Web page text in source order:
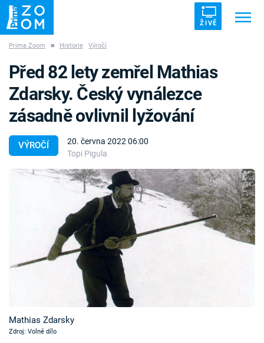
ŽIVĚ
ZÁHADY VETŘELCI DÁVNOVĚKU
Témata
TV Program
Sledujte prima+
Prima Zoom ■ Historie Výročí
VÝROČÍ
20. června 2022 06:00
Topi Pigula
Před 82 lety zemřel Mathias
Zdarsky. Český vynálezce
zásadně ovlivnil lyžování
Mathias Zdarsky
Zdroj: Volné dílo